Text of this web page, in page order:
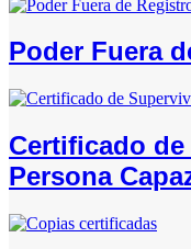
Poder Fuera
Certificado
Persona